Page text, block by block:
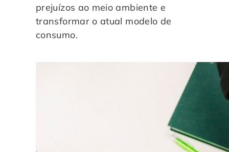
prejuízos ao meio ambiente e
transformar o atual modelo de
consumo.